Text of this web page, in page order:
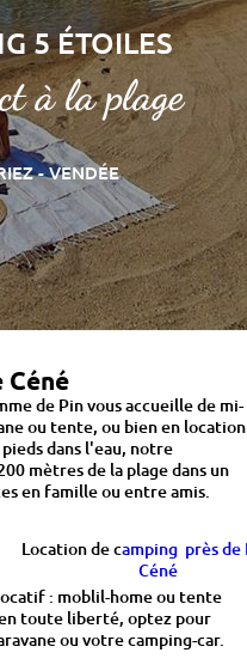
5 ÉTOILES
à la plage
- VENDÉE
Céné
de Pin vous accueille de mi-
ou tente, ou bien en location
dans l'eau, notre
mètres de la plage dans un
en famille ou entre amis.
Location de camping près de
Céné
: moblil-home ou tente
toute liberté, optez pour
ou votre camping-car.